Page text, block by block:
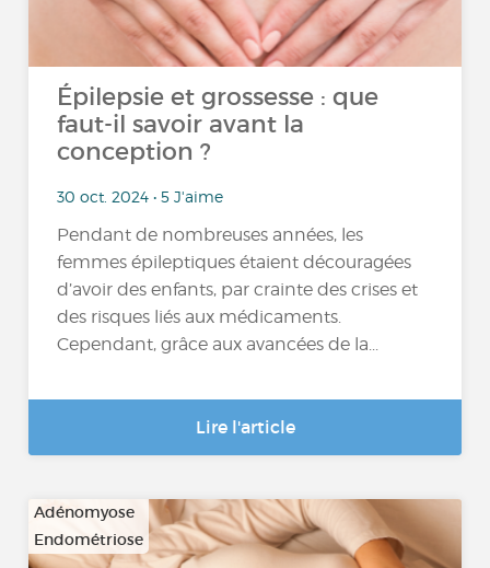
Épilepsie et grossesse : que
faut-il savoir avant la
conception ?
30 oct. 2024 • 5 J'aime
Pendant de nombreuses années, les
femmes épileptiques étaient découragées
d’avoir des enfants, par crainte des crises et
des risques liés aux médicaments.
Cependant, grâce aux avancées de la...
Lire l'article
Adénomyose
Endométriose